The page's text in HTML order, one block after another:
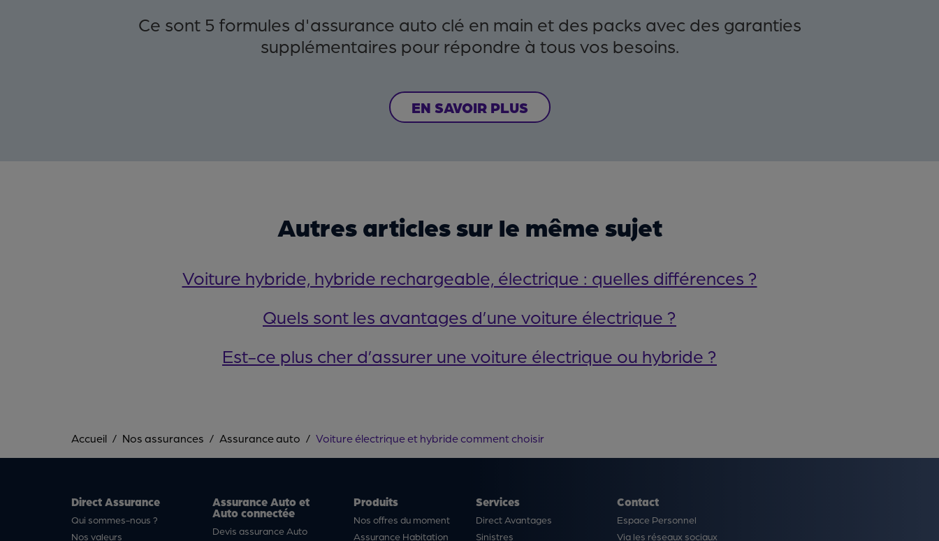
Ce sont 5 formules d'assurance auto clé en main et des packs avec des garanties
supplémentaires pour répondre à tous vos besoins.
EN SAVOIR PLUS
Autres articles sur le même sujet
Voiture hybride, hybride rechargeable, électrique : quelles différences ?
Quels sont les avantages d’une voiture électrique ?
Est-ce plus cher d’assurer une voiture électrique ou hybride ?
Accueil Nos assurances Assurance auto Voiture électrique et hybride comment choisir
Direct Assurance
Qui sommes-nous ?
Nos valeurs
Assurance Auto et
Auto connectée
Devis assurance Auto
Produits
Nos offres du moment
Assurance Habitation
Services
Direct Avantages
Sinistres
Contact
Espace Personnel
Via les réseaux sociaux